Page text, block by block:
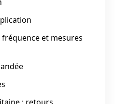
et mesures
: retours